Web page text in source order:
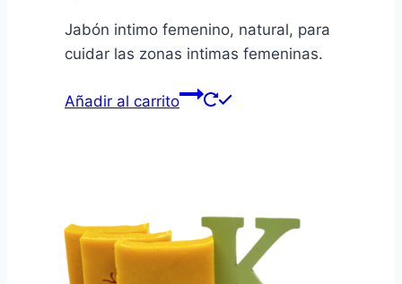
Jabón intimo femenino, natural, para
cuidar las zonas intimas femeninas.
Añadir al carrito